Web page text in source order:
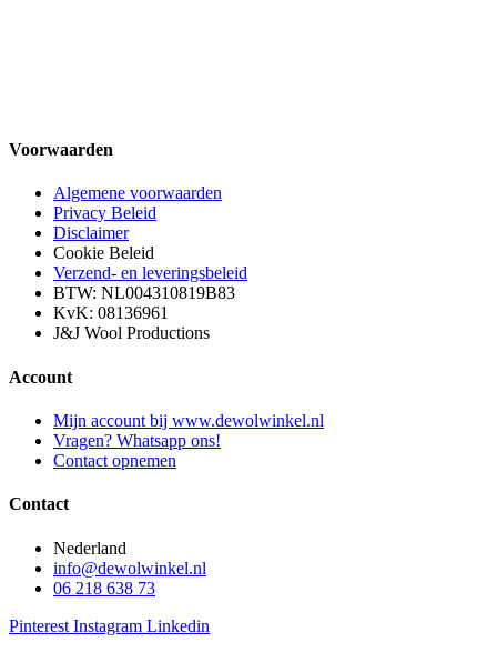
Voorwaarden
Algemene voorwaarden
Privacy Beleid
Disclaimer
Cookie Beleid
Verzend- en leveringsbeleid
BTW: NL004310819B83
KvK: 08136961
J&J Wool Productions
Account
Mijn account bij www.dewolwinkel.nl
Vragen? Whatsapp ons!
Contact opnemen
Contact
Nederland
info@dewolwinkel.nl
06 218 638 73
Pinterest Instagram Linkedin